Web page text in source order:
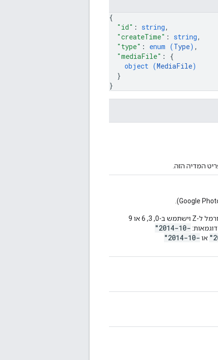
{
"id" : string,
"createTime" : string,
"type" : enum (Type) ,
"mediaFile" : {
object (MediaFile)
}
}
המדיה הזה.
הפונקציה משתמשת ב-RFC 3339, והפלט שנוצר תמיד יהיה מנורמל ל-Z וישתמש ב-0, 3, 6 או 9
"2014-10-
או "2014-10-